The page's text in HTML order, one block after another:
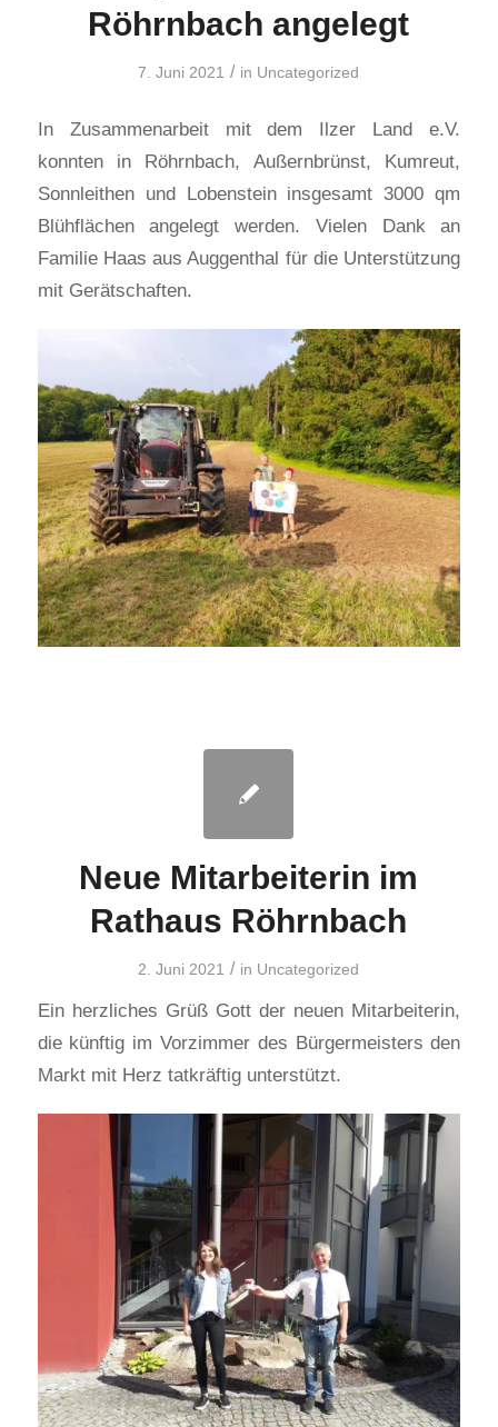
Röhrnbach angelegt
7. Juni 2021 / in Uncategorized
In Zusammenarbeit mit dem Ilzer Land e.V.
konnten in Röhrnbach, Außernbrünst, Kumreut,
Sonnleithen und Lobenstein insgesamt 3000 qm
Blühflächen angelegt werden. Vielen Dank an
Familie Haas aus Auggenthal für die Unterstützung
mit Gerätschaften.
Neue Mitarbeiterin im
Rathaus Röhrnbach
2. Juni 2021 / in Uncategorized
Ein herzliches Grüß Gott der neuen Mitarbeiterin,
die künftig im Vorzimmer des Bürgermeisters den
Markt mit Herz tatkräftig unterstützt.